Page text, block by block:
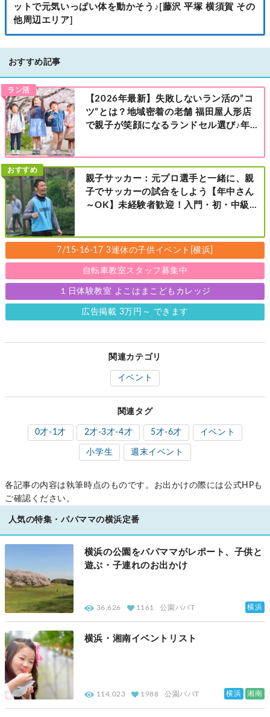
ットで元気いっぱい体を動かそう♪[藤沢 平塚 横須賀 その
他周辺エリア]
おすすめ記事
ラン活
【2026年最新】失敗しないラン活の”コ
ツ”とは？地域密着の老舗 福田屋人形店
で親子が笑顔になるランドセル選び♪年
店・町田店・マルイファミリー溝口店］
おすすめ
親子サッカー：元プロ選手と一緒に、親
子でサッカーの試合をしよう【年中さん
～OK】未経験者歓迎！入門・初・中級の
7/15-16-17 3連休の子供イベント[横浜]
自転車教室スタッフ募集中
１日体験教室 よこはまこどもカレッジ
広告掲載 3万円～ できます
関連カテゴリ
イベント
関連タグ
0才-1才 2才-3才-4才 5才-6才 イベント
小学生 週末イベント
各記事の内容は執筆時点のものです。お出かけの際には公式HPも
ご確認ください。
人気の特集・パパママの横浜定番
横浜の公園をパパママがレポート、子供と
遊ぶ・子連れのお出かけ
36,626 1161 公園パパT 横浜
横浜・湘南イベントリスト
114,023 1988 公園パパT 横浜 湘南